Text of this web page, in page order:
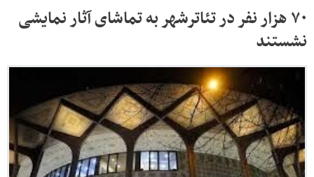
۷۰ هزار نفر در تئاترشهر به تماشای آثار نمایشی
نشستند